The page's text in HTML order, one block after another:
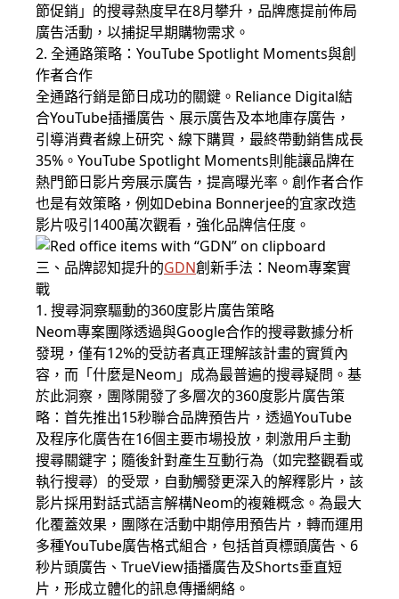
節促銷」的搜尋熱度早在8月攀升，品牌應提前佈局
廣告活動，以捕捉早期購物需求。
2. 全通路策略：YouTube Spotlight Moments與創
作者合作
全通路行銷是節日成功的關鍵。Reliance Digital結
合YouTube插播廣告、展示廣告及本地庫存廣告，
引導消費者線上研究、線下購買，最終帶動銷售成長
35%。YouTube Spotlight Moments則能讓品牌在
熱門節日影片旁展示廣告，提高曝光率。創作者合作
也是有效策略，例如Debina Bonnerjee的宜家改造
影片吸引1400萬次觀看，強化品牌信任度。
三、品牌認知提升的GDN創新手法：Neom專案實
戰
1. 搜尋洞察驅動的360度影片廣告策略
Neom專案團隊透過與Google合作的搜尋數據分析
發現，僅有12%的受訪者真正理解該計畫的實質內
容，而「什麼是Neom」成為最普遍的搜尋疑問。基
於此洞察，團隊開發了多層次的360度影片廣告策
略：首先推出15秒聯合品牌預告片，透過YouTube
及程序化廣告在16個主要市場投放，刺激用戶主動
搜尋關鍵字；隨後針對產生互動行為（如完整觀看或
執行搜尋）的受眾，自動觸發更深入的解釋影片，該
影片採用對話式語言解構Neom的複雜概念。為最大
化覆蓋效果，團隊在活動中期停用預告片，轉而運用
多種YouTube廣告格式組合，包括首頁標頭廣告、6
秒片頭廣告、TrueView插播廣告及Shorts垂直短
片，形成立體化的訊息傳播網絡。